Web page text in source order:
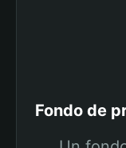
Fondo de